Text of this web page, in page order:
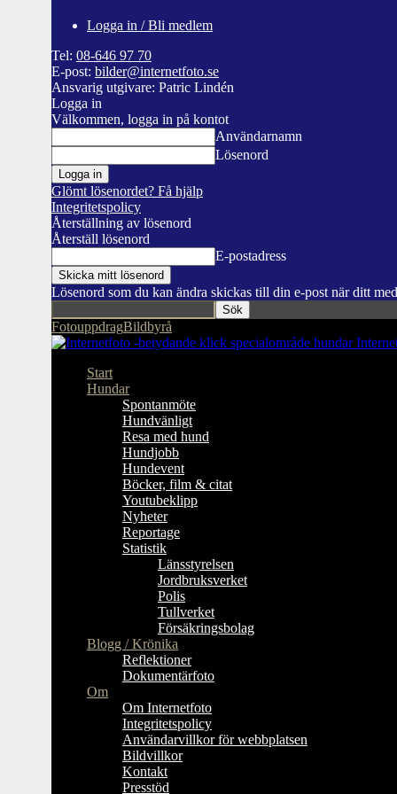
Logga in / Bli medlem
Tel: 08-646 97 70
E-post: bilder@internetfoto.se
Ansvarig utgivare: Patric Lindén
Logga in
Välkommen, logga in på kontot
Användarnamn
Lösenord
Glömt lösenordet? Få hjälp
Integritetspolicy
Återställning av lösenord
Återställ lösenord
E-postadress
Lösenord som du kan ändra skickas till din e-post när ditt
FotouppdragBildbyrå
Start
Hundar
Spontanmöte
Hundvänligt
Resa med hund
Hundjobb
Hundevent
Böcker, film & citat
Youtubeklipp
Nyheter
Reportage
Statistik
Länsstyrelsen
Jordbruksverket
Polis
Tullverket
Försäkringsbolag
Blogg / Krönika
Reflektioner
Dokumentärfoto
Om
Om Internetfoto
Integritetspolicy
Användarvillkor för webbplatsen
Bildvillkor
Kontakt
Presstöd